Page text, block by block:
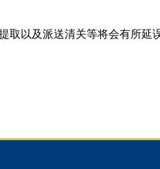
以及派送清关等将会有所延